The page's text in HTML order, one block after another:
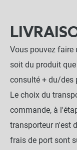
Vous pouvez faire
soit du produit
consulté + du/des
Le choix du
commande, à
transporteur n'est
frais de port sont